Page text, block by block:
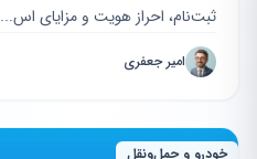
ثبت‌نام، احراز هویت و مزایای اس...
امیر جعفری
خودرو و حمل‌ونقل